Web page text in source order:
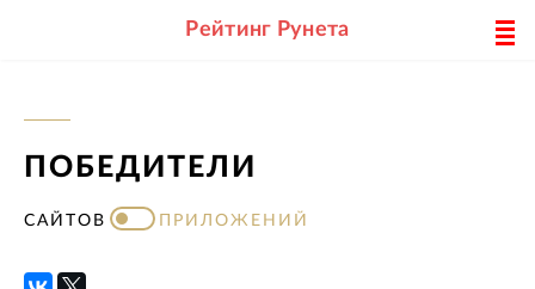
Рейтинг Рунета
ПОБЕДИТЕЛИ
САЙТОВ ПРИЛОЖЕНИЙ